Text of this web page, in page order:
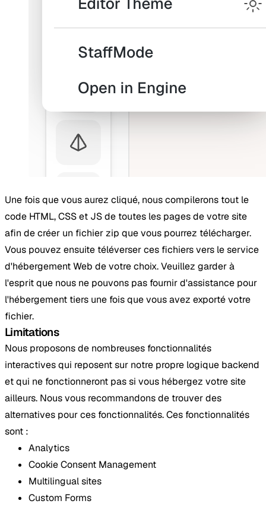
Une fois que vous aurez cliqué, nous compilerons tout le
code HTML, CSS et JS de toutes les pages de votre site
afin de créer un fichier zip que vous pourrez télécharger.
Vous pouvez ensuite téléverser ces fichiers vers le service
d'hébergement Web de votre choix. Veuillez garder à
l'esprit que nous ne pouvons pas fournir d'assistance pour
l'hébergement tiers une fois que vous avez exporté votre
fichier.
Limitations
Nous proposons de nombreuses fonctionnalités
interactives qui reposent sur notre propre logique backend
et qui ne fonctionneront pas si vous hébergez votre site
ailleurs. Nous vous recommandons de trouver des
alternatives pour ces fonctionnalités. Ces fonctionnalités
sont :
Analytics
Cookie Consent Management
Multilingual sites
Custom Forms